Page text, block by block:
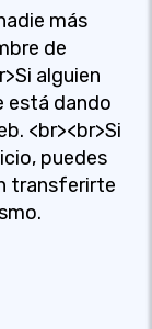
más
de
alguien
está dando
<br><br>Si
puedes
transferirte